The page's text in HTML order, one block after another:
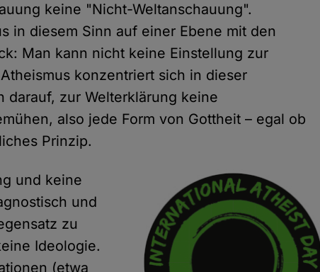
keine "Nicht-Weltanschauung".
in diesem Sinn auf einer Ebene mit den
Man kann nicht keine Einstellung zur
konzentriert sich in dieser
darauf, zur Welterklärung keine
also jede Form von Gottheit – egal ob
Prinzip.
und keine
und
zu
Ideologie.
(etwa